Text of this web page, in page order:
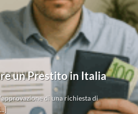
un Prestito in Italia
di una richiesta di